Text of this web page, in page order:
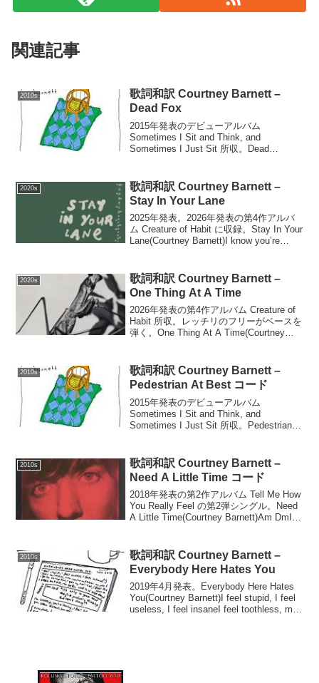
関連記事
2010s
歌詞和訳 Courtney Barnett –
Dead Fox
2015年発表のデビューアルバム
Sometimes I Sit and Think, and
Sometimes I Just Sit 所収。Dead
2020s
歌詞和訳 Courtney Barnett –
Stay In Your Lane
2025年発表。2026年発表の第4作アルバ
ム Creature of Habit に収録。Stay In Your
Lane(Courtney Barnett)I know you’re
2020s
歌詞和訳 Courtney Barnett –
One Thing At A Time
2026年発表の第4作アルバム Creature of
Habit 所収。レッチリのフリーがベースを
弾く。One Thing At A Time(Courtney
2010s
歌詞和訳 Courtney Barnett –
Pedestrian At Best コード
2015年発表のデビューアルバム
Sometimes I Sit and Think, and
Sometimes I Just Sit 所収。Pedestrian
2010s
歌詞和訳 Courtney Barnett –
Need A Little Time コード
2018年発表の第2作アルバム Tell Me How
You Really Feel の第2弾シングル。Need
A Little Time(Courtney Barnett)Am DmI
2010s
歌詞和訳 Courtney Barnett –
Everybody Here Hates You
2019年4月発表。Everybody Here Hates
You(Courtney Barnett)I feel stupid, I feel
useless, I feel insaneI feel toothless, man